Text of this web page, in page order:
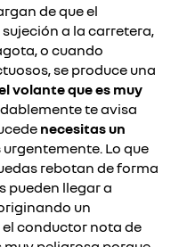
de que el
a la carretera,
o cuando
se produce una
volante que es muy
te avisa
necesitas un
urgentemente. Lo que
rebotan de forma
pueden llegar a
un
conductor nota de